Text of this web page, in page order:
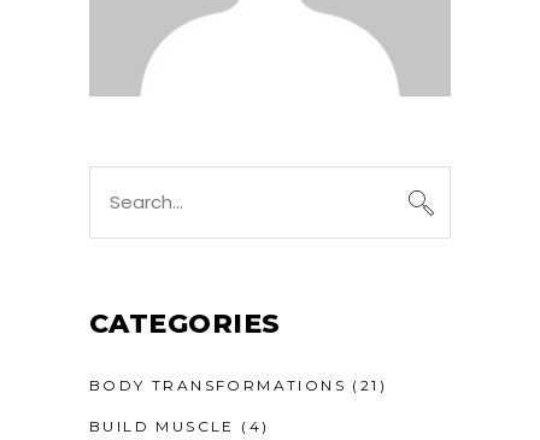
CATEGORIES
BODY TRANSFORMATIONS (21)
BUILD MUSCLE (4)